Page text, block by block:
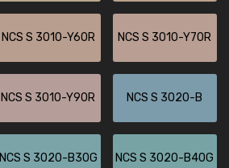
NCS S 3010-Y60R NCS S 3010-Y70R
NCS S 3010-Y90R NCS S 3020-B
NCS S 3020-B30G NCS S 3020-B40G